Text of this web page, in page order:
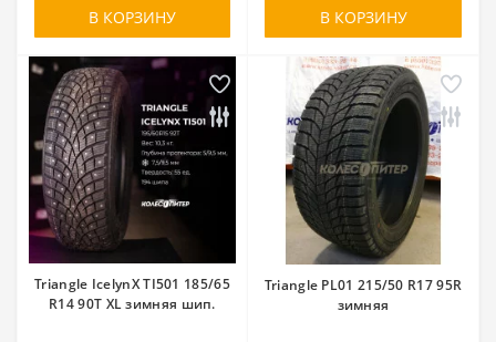
В КОРЗИНУ В КОРЗИНУ
Triangle IcelynX TI501 185/65
R14 90T XL зимняя шип.
Triangle PL01 215/50 R17 95R
зимняя